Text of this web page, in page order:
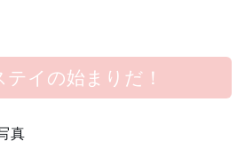
イの始まりだ！